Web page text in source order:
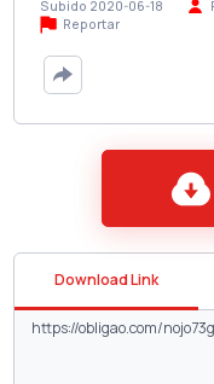
Subido 2020-06-18
Reportar
Download Link